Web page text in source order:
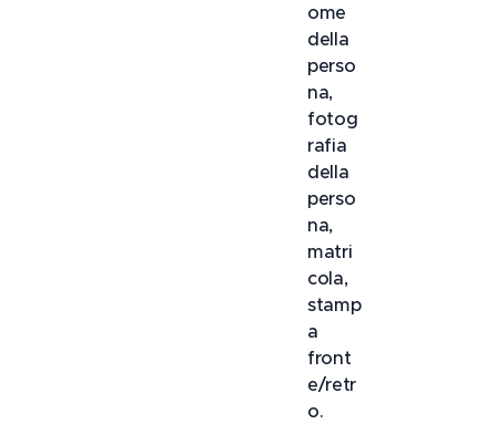
ome
della
perso
na,
fotog
rafia
della
perso
na,
matri
cola,
stamp
a
front
e/retr
o.